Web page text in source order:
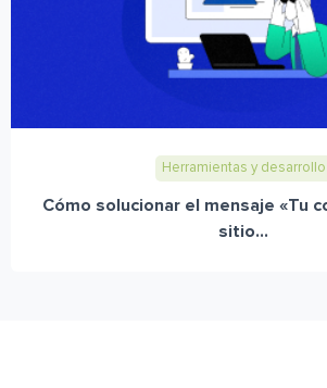
Herramientas y desarrollo
Cómo solucionar el mensaje «Tu
sitio...